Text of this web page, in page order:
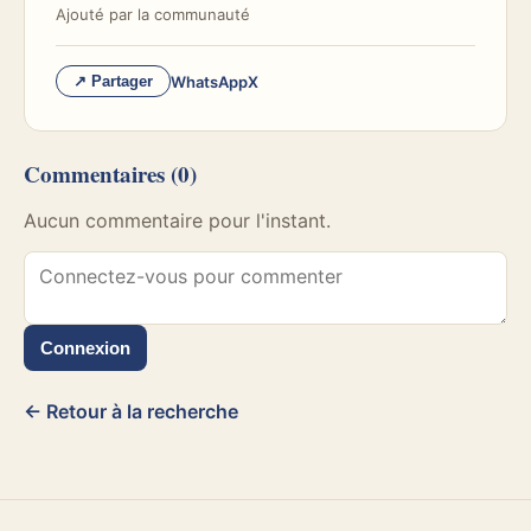
Ajouté par la communauté
↗ Partager WhatsAppX
Commentaires (0)
Aucun commentaire pour l'instant.
Connexion
← Retour à la recherche